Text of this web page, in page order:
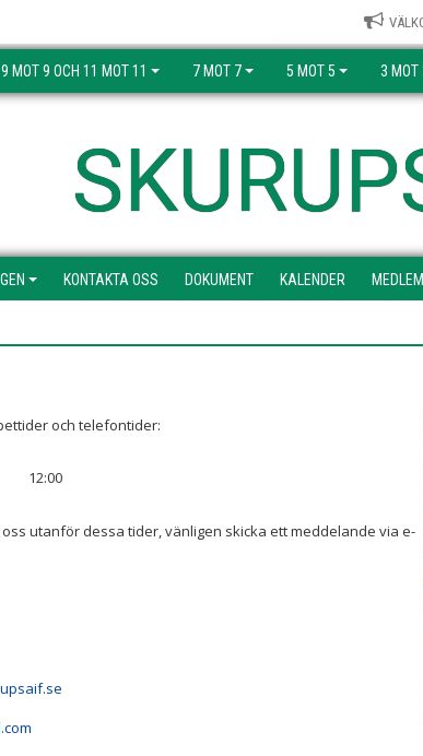
9 MOT 9 OCH 11 MOT 11 7 MOT 7 5 MOT 5 3 MOT
KONTAKTA OSS DOKUMENT KALENDER
och telefontider:
12:00
utanför dessa tider, vänligen skicka ett meddelande via e-